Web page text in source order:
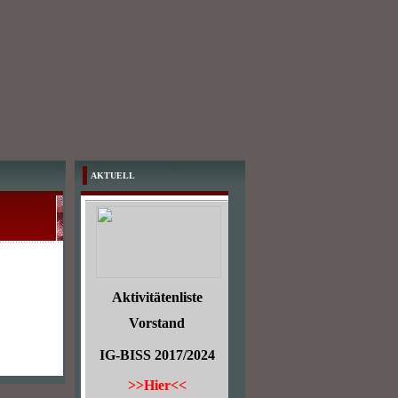
AKTUELL
Aktivitätenliste
Vorstand
IG-BISS 2017/2024
>>Hier<<